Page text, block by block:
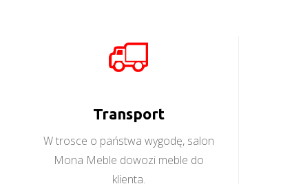
Transport
W trosce o państwa wygodę, salon
Mona Meble dowozi meble do
klienta.